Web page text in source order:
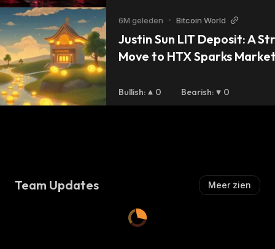
6M geleden • Bitcoin World
Justin Sun LIT Deposit: A
Move to HTX Sparks
Bullish: 0 Bearish: 0
Team Updates Meer zien